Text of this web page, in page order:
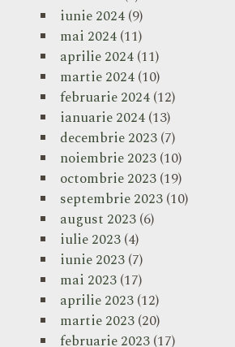
iunie 2024(9)
mai 2024(11)
aprilie 2024(11)
martie 2024(10)
februarie 2024(12)
ianuarie 2024(13)
decembrie 2023(7)
noiembrie 2023(10)
octombrie 2023(19)
septembrie 2023(10)
august 2023(6)
iulie 2023(4)
iunie 2023(7)
mai 2023(17)
aprilie 2023(12)
martie 2023(20)
februarie 2023(17)